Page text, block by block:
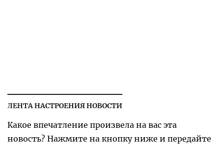
ЛЕНТА НАСТРОЕНИЯ НОВОСТИ
Какое впечатление произвела на вас эта
новость? Нажмите на кнопку ниже и передайте